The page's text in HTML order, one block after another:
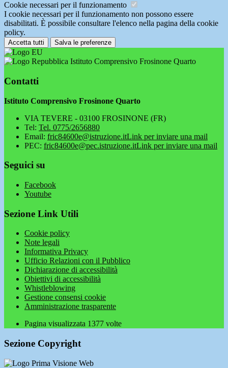
Cookie necessari per il funzionamento
I cookie necessari per il funzionamento non possono essere
disabilitati. È possibile consultare l'elenco nella pagina della cookie
policy.
Accetta tutti Salva le preferenze
Istituto Comprensivo Frosinone Quarto
Contatti
Istituto Comprensivo Frosinone Quarto
VIA TEVERE - 03100 FROSINONE (FR)
Tel: Tel. 0775/2656880
Email: fric84600e@istruzione.itLink per inviare una mail
PEC: fric84600e@pec.istruzione.itLink per inviare una mail
Seguici su
Facebook
Youtube
Sezione Link Utili
Cookie policy
Note legali
Informativa Privacy
Ufficio Relazioni con il Pubblico
Dichiarazione di accessibilità
Obiettivi di accessibilità
Whistleblowing
Gestione consensi cookie
Amministrazione trasparente
Pagina visualizzata 1377 volte
Sezione Copyright